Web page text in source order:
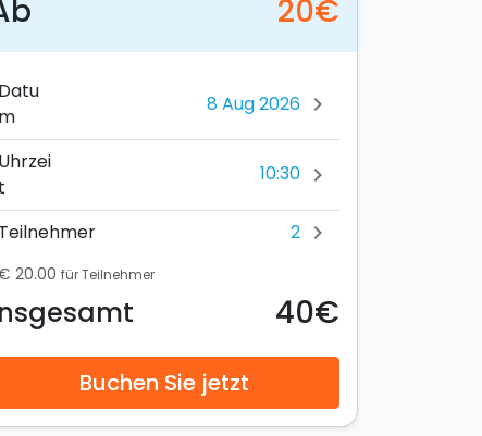
20€
Datu
m
chevron_right
Uhrzei
t
10:30 chevron_right
Teilnehmer 2 chevron_right
20.00 für Teilnehmer
40€
Buchen Sie jetzt